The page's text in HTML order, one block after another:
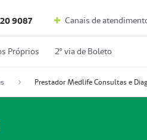
9087 Canais de
Próprios 2º via de Boleto